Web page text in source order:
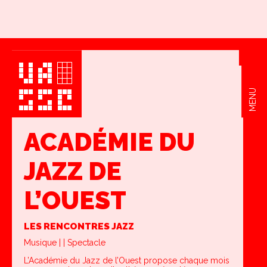
MENU
ACADÉMIE DU
JAZZ DE
L’OUEST
LES RENCONTRES JAZZ
Musique | | Spectacle
L’Académie du Jazz de l’Ouest propose chaque mois